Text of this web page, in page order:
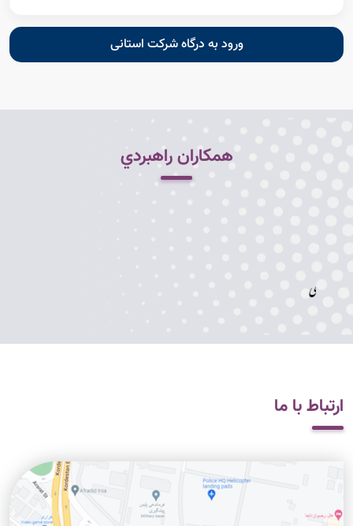
ورود به درگاه شرکت استانی
همکاران راهبردي
ارتباط با ما